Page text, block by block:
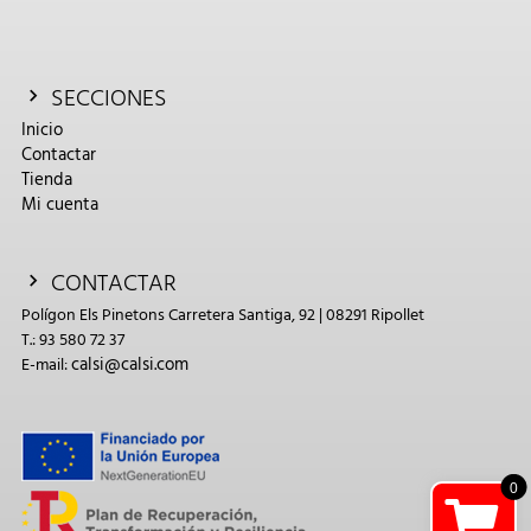
SECCIONES
Inicio
Contactar
Tienda
Mi cuenta
CONTACTAR
Polígon Els Pinetons Carretera Santiga, 92 | 08291 Ripollet
T.: 93 580 72 37
E-mail:calsi@calsi.com
0